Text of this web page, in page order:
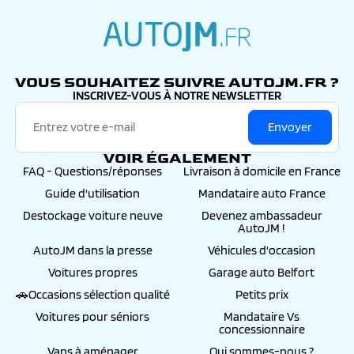
VOUS SOUHAITEZ SUIVRE AUTOJM.FR ?
INSCRIVEZ-VOUS À NOTRE NEWSLETTER
Envoyer
VOIR ÉGALEMENT
FAQ - Questions/réponses
Livraison à domicile en France
Guide d'utilisation
Mandataire auto France
Destockage voiture neuve
Devenez ambassadeur
AutoJM !
AutoJM dans la presse
Véhicules d'occasion
Voitures propres
Garage auto Belfort
🚗Occasions sélection qualité
Petits prix
Voitures pour séniors
Mandataire Vs
concessionnaire